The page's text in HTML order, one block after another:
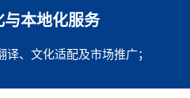
本地化服务
、文化适配及市场推广；